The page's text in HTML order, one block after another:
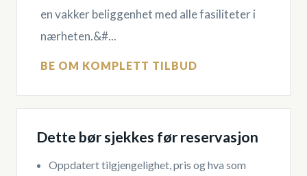
en vakker beliggenhet med alle fasiliteter i
nærheten.&#...
BE OM KOMPLETT TILBUD
Dette bør sjekkes før reservasjon
Oppdatert tilgjengelighet, pris og hva som